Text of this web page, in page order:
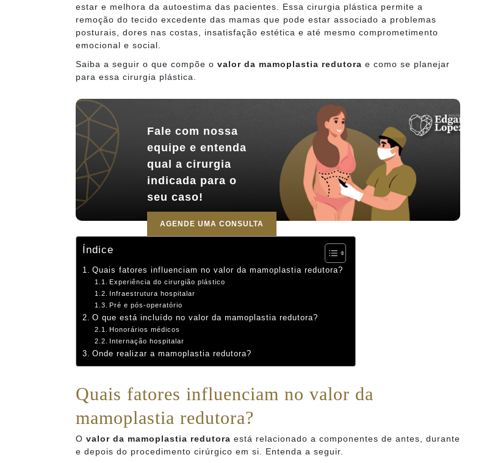
estar e melhora da autoestima das pacientes. Essa cirurgia plástica permite a
remoção do tecido excedente das mamas que pode estar associado a problemas
posturais, dores nas costas, insatisfação estética e até mesmo comprometimento
emocional e social.
Saiba a seguir o que compõe o valor da mamoplastia redutora e como se planejar
para essa cirurgia plástica.
Fale com nossa
equipe e entenda
qual a cirurgia
indicada para o
seu caso!
AGENDE UMA CONSULTA
Índice
Quais fatores influenciam no valor da mamoplastia redutora?
Experiência do cirurgião plástico
Infraestrutura hospitalar
Pré e pós-operatório
O que está incluído no valor da mamoplastia redutora?
Honorários médicos
Internação hospitalar
Onde realizar a mamoplastia redutora?
Quais fatores influenciam no valor da
mamoplastia redutora?
O valor da mamoplastia redutora está relacionado a componentes de antes, durante
e depois do procedimento cirúrgico em si. Entenda a seguir.